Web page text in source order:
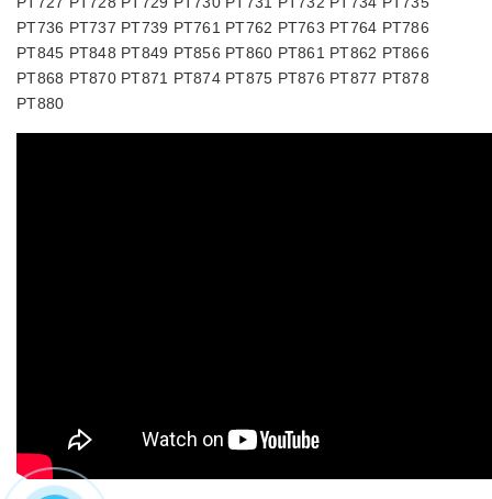
PT736 PT737 PT739 PT761 PT762 PT763 PT764 PT786
PT845 PT848 PT849 PT856 PT860 PT861 PT862 PT866
PT868 PT870 PT871 PT874 PT875 PT876 PT877 PT878
PT880